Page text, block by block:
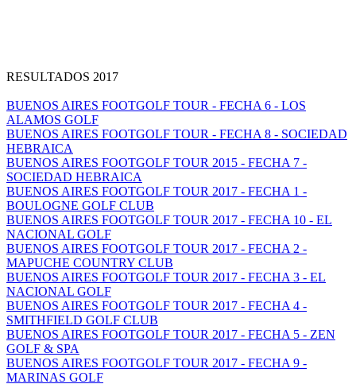
RESULTADOS 2017
BUENOS AIRES FOOTGOLF TOUR - FECHA 6 - LOS
ALAMOS GOLF
BUENOS AIRES FOOTGOLF TOUR - FECHA 8 - SOCIEDAD
HEBRAICA
BUENOS AIRES FOOTGOLF TOUR 2015 - FECHA 7 -
SOCIEDAD HEBRAICA
BUENOS AIRES FOOTGOLF TOUR 2017 - FECHA 1 -
BOULOGNE GOLF CLUB
BUENOS AIRES FOOTGOLF TOUR 2017 - FECHA 10 - EL
NACIONAL GOLF
BUENOS AIRES FOOTGOLF TOUR 2017 - FECHA 2 -
MAPUCHE COUNTRY CLUB
BUENOS AIRES FOOTGOLF TOUR 2017 - FECHA 3 - EL
NACIONAL GOLF
BUENOS AIRES FOOTGOLF TOUR 2017 - FECHA 4 -
SMITHFIELD GOLF CLUB
BUENOS AIRES FOOTGOLF TOUR 2017 - FECHA 5 - ZEN
GOLF & SPA
BUENOS AIRES FOOTGOLF TOUR 2017 - FECHA 9 -
MARINAS GOLF